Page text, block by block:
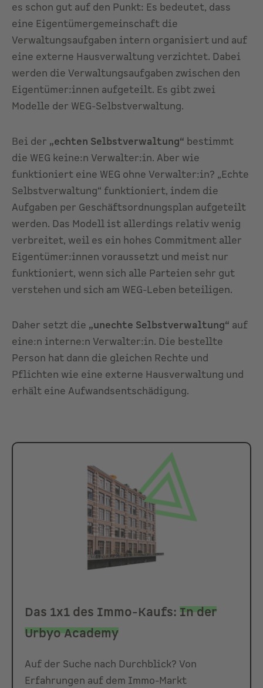
es schon gut auf den Punkt: Es bedeutet, dass
eine Eigentümergemeinschaft die
Verwaltungsaufgaben intern organisiert und auf
eine externe Hausverwaltung verzichtet. Dabei
werden die Verwaltungsaufgaben zwischen den
Eigentümer:innen aufgeteilt. Es gibt zwei
Modelle der WEG-Selbstverwaltung.
Bei der „echten Selbstverwaltung“ bestimmt
die WEG keine:n Verwalter:in. Aber wie
funktioniert eine WEG ohne Verwalter:in? „Echte
Selbstverwaltung“ funktioniert, indem die
Aufgaben per Geschäftsordnungsplan aufgeteilt
werden. Das Modell ist allerdings relativ wenig
verbreitet, weil es ein hohes Commitment aller
Eigentümer:innen voraussetzt und meist nur
funktioniert, wenn sich alle Parteien sehr gut
verstehen und sich am WEG-Leben beteiligen.
Daher setzt die „unechte Selbstverwaltung“ auf
eine:n interne:n Verwalter:in. Die bestellte
Person hat dann die gleichen Rechte und
Pflichten wie eine externe Hausverwaltung und
erhält eine Aufwandsentschädigung.
Das 1x1 des Immo-Kaufs: In der
Urbyo Academy
Auf der Suche nach Durchblick? Von
Erfahrungen auf dem Immo-Markt